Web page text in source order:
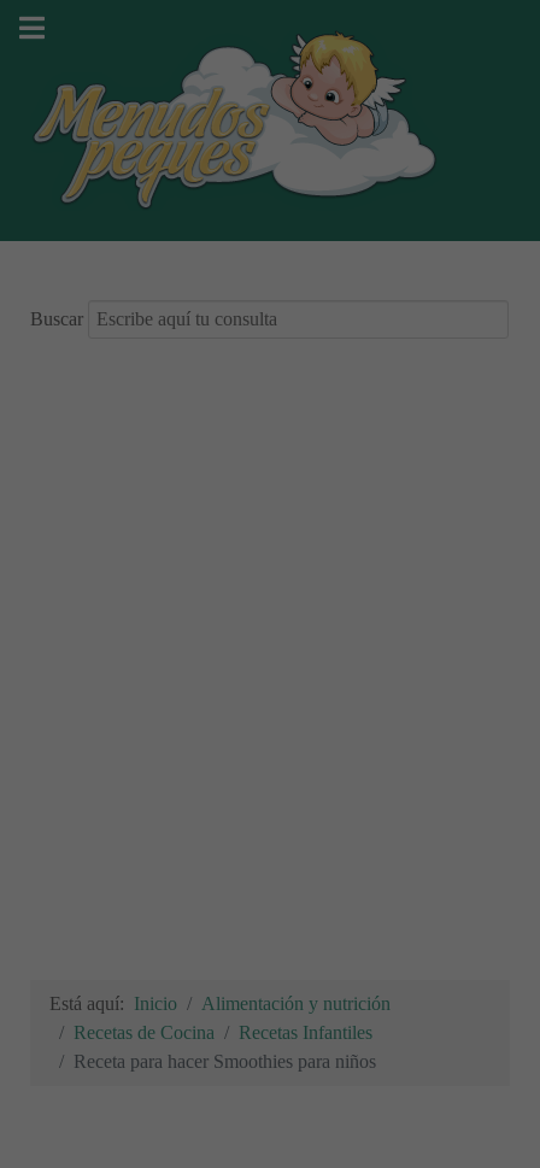
Buscar
Está aquí: Inicio
Alimentación y nutrición
Recetas de Cocina
Recetas Infantiles
Receta para hacer Smoothies para niños